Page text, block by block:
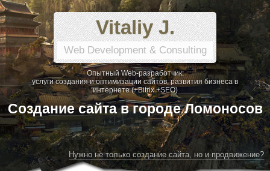
Vitaliy J.
Web Development & Consulting
Опытный Web-разработчик:
услуги создания и оптимизации сайтов, развития бизнеса в
интернете (+Bitrix +SEO)
Создание сайта в городе Ломоносов
Нужно не только создание сайта, но и продвижение?